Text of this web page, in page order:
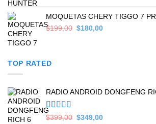
$499,00.$449,00.
MOQUETAS CHERY TIGGO 7
$199,00 Original
$180,00Current
TOP RATED
RADIO ANDROID DONGFENG
Valorado en
$399,00 Original
$349,00Current